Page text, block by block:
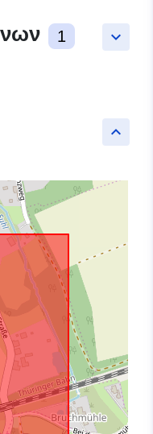
keyboard_arrow_down
1
keyboard_arrow_up